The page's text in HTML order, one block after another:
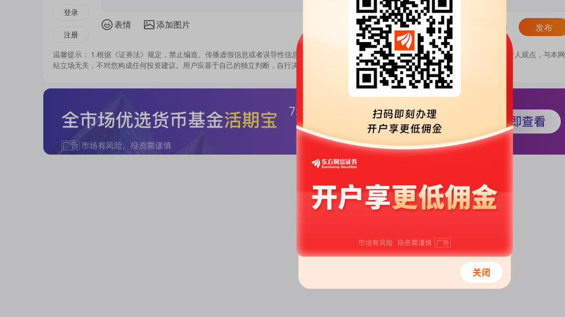
登录
注册
表情 添加图片 发布
温馨提示： 1.根据《证券法》规定，禁止编造、传播虚假信息或者误导性信息，扰乱证券市场；2.用户在本社区发表的所有资料、言论等仅代表个人观点，与本网
站立场无关，不对您构成任何投资建议。用户应基于自己的独立判断，自行决定证券投资并承担相应风险。 《东方财富社区管理规定》